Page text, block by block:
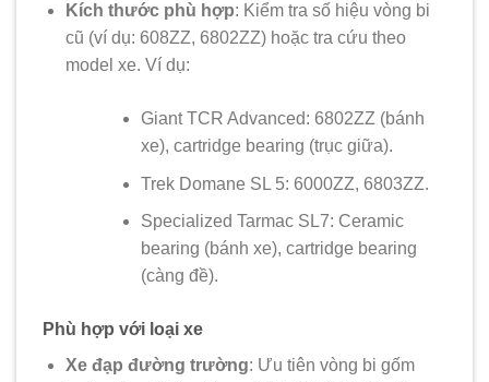
Kích thước phù hợp: Kiểm tra số hiệu vòng bi
cũ (ví dụ: 608ZZ, 6802ZZ) hoặc tra cứu theo
model xe. Ví dụ:
Giant TCR Advanced: 6802ZZ (bánh
xe), cartridge bearing (trục giữa).
Trek Domane SL 5: 6000ZZ, 6803ZZ.
Specialized Tarmac SL7: Ceramic
bearing (bánh xe), cartridge bearing
(càng đề).
Phù hợp với loại xe
Xe đạp đường trường: Ưu tiên vòng bi gốm